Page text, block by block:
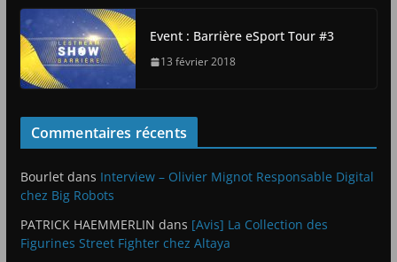
Event : Barrière eSport Tour #3
13 février 2018
Commentaires récents
Bourletdans Interview – Olivier Mignot Responsable Digital
chez Big Robots
PATRICK HAEMMERLIN dans [Avis] La Collection des
Figurines Street Fighter chez Altaya